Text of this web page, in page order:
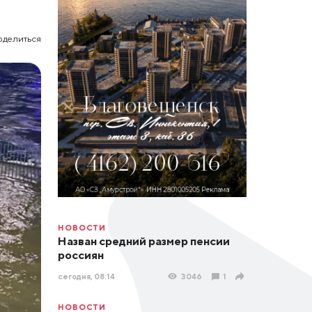
НОВОСТИ
Назван средний размер пенсии
россиян
сегодня, 08:14 3046 1
НОВОСТИ